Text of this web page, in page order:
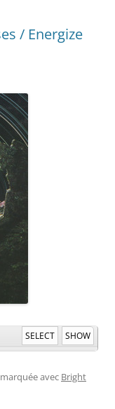
/ Energize
SELECT SHOW
avec Bright